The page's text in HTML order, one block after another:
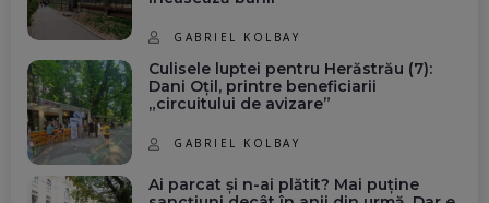
GABRIEL KOLBAY
Culisele luptei pentru Herăstrău (7):
Dani Oțil, printre beneficiarii
„circuitului de avizare”
GABRIEL KOLBAY
Ai parcat și n-ai plătit? Mai puține